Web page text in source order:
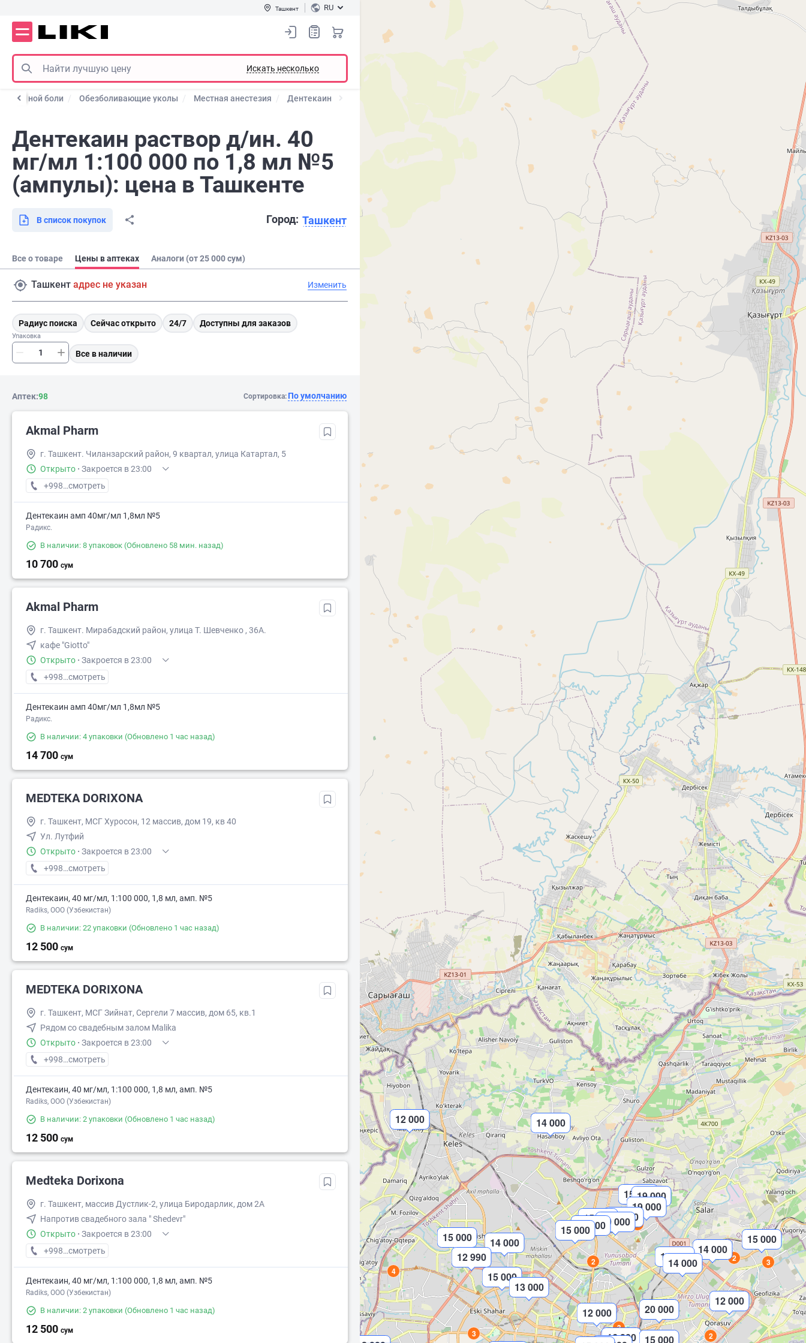
Ташкент RU
Искать несколько
от зубной боли Обезболивающие уколы Местная анестезия Дентекаин
Дентекаин раствор д/ин. 40
мг/мл 1:100 000 по 1,8 мл №5
(ампулы): цена в Ташкенте
Город: Ташкент
В список покупок
Все о товаре Цены в аптеках Аналоги (от 25 000 сум)
Ташкент адрес не указан Изменить
Радиус поиска Сейчас открыто 24/7 Доступны для заказов
Упаковка
Все в наличии
Аптек:98 Сортировка: По умолчанию
Akmal Pharm
г. Ташкент. Чиланзарский район, 9 квартал, улица Катартал, 5
Открыто · Закроется в 23:00
+998 (99) XXX-XX-XX
смотреть
Дентекаин амп 40мг/мл 1,8мл №5
Радикс.
В наличии: 8 упаковок (Обновлено 58 мин. назад)
10 700 сум
Akmal Pharm
г. Ташкент. Мирабадский район, улица Т. Шевченко , 36А.
кафе "Giotto"
Открыто · Закроется в 23:00
+998 (99) XXX-XX-XX
смотреть
Дентекаин амп 40мг/мл 1,8мл №5
Радикс.
В наличии: 4 упаковки (Обновлено 1 час назад)
14 700 сум
MEDTEKA DORIXONA
г. Ташкент, МСГ Хуросон, 12 массив, дом 19, кв 40
Ул. Лутфий
Открыто · Закроется в 23:00
+998 (91) XXX-XX-XX
смотреть
Дентекаин, 40 мг/мл, 1:100 000, 1,8 мл, амп. №5
Radiks, ООО (Узбекистан)
В наличии: 22 упаковки (Обновлено 1 час назад)
12 500 сум
MEDTEKA DORIXONA
г. Ташкент, МСГ Зийнат, Сергели 7 массив, дом 65, кв.1
Рядом со свадебным залом Malika
Открыто · Закроется в 23:00
+998 (90) XXX-XX-XX
смотреть
Дентекаин, 40 мг/мл, 1:100 000, 1,8 мл, амп. №5
Radiks, ООО (Узбекистан)
В наличии: 2 упаковки (Обновлено 1 час назад)
12 500 сум
Medteka Dorixona
г. Ташкент, массив Дустлик-2, улица Биродарлик, дом 2А
Напротив свадебного зала " Shedevr"
Открыто · Закроется в 23:00
+998 (90) XXX-XX-XX
смотреть
Дентекаин, 40 мг/мл, 1:100 000, 1,8 мл, амп. №5
Radiks, ООО (Узбекистан)
В наличии: 2 упаковки (Обновлено 1 час назад)
12 500 сум
12 000
15 000
14 000
12 990
4
14 000
2
15 000
15 000
15 00019 000
19 000
15 000
19 000
15 000
2
15 000
3
14 000
14 000
14 000
2
15 000
13 000
3
12 000
2
20 000
15 000
12 000
16 800
3